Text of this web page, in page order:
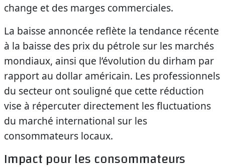
change et des marges commerciales.
La baisse annoncée reflète la tendance récente
à la baisse des prix du pétrole sur les marchés
mondiaux, ainsi que l’évolution du dirham par
rapport au dollar américain. Les professionnels
du secteur ont souligné que cette réduction
vise à répercuter directement les fluctuations
du marché international sur les
consommateurs locaux.
Impact pour les consommateurs